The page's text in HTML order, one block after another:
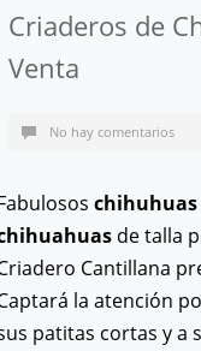
Criaderos de
Venta
No hay comentarios
chihuhuas
de talla
Cantillana
la atención
patitas cortas y a